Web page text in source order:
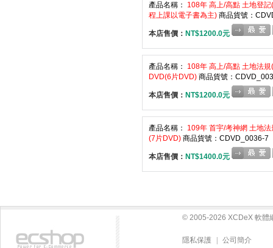
產品名稱：
108年 高上/高點 土地登
程上課以電子書為主) 商品貨號：
本店售價： NT$1200.0元
產品名稱：
108年 高上/高點 土地法
DVD(6片DVD) 商品貨號：
本店售價： NT$1200.0元
產品名稱：
109年 首宇/考神網 土地
(7片DVD) 商品貨號：CDVD_0036-7
本店售價： NT$1400.0元
© 2005-2026 XCDeX 軟體
隱私保護 公司簡介